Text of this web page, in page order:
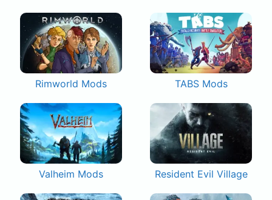
Rimworld Mods TABS Mods
Valheim Mods Resident Evil Village